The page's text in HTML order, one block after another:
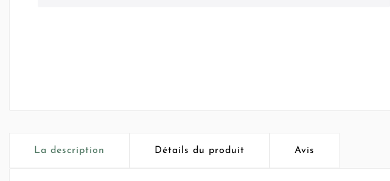
La description Détails du produit Avis